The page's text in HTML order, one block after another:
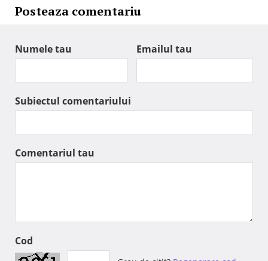
Posteaza comentariu
Numele tau Emailul tau
Subiectul comentariului
Comentariul tau
Cod